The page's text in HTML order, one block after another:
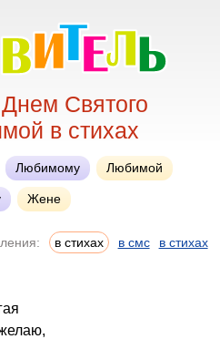
Святого
в стихах
Любимому Любимой
Жене
в стихах в смс в стихах